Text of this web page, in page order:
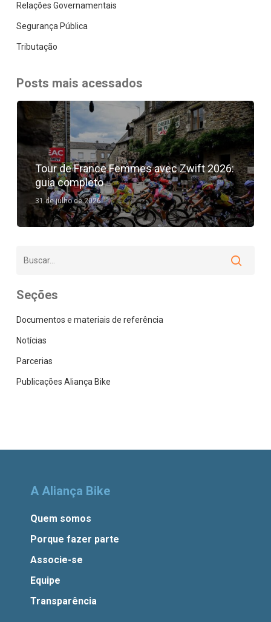
Relações Governamentais
Segurança Pública
Tributação
Posts mais acessados
Tour de France Femmes avec Zwift 2026:
guia completo
31 de julho de 2026
Seções
Documentos e materiais de referência
Notícias
Parcerias
Publicações Aliança Bike
A Aliança Bike
Quem somos
Porque fazer parte
Associe-se
Equipe
Transparência